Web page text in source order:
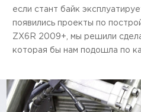
если стант байк
появились проекты по
ZX6R 2009+, мы решили
которая бы нам подошла по